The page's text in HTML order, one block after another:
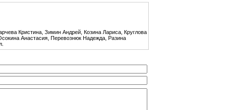
Кристина, Зимин Андрей, Козина Лариса, Круглова
Анастасия, Перевознюк Надежда, Разина